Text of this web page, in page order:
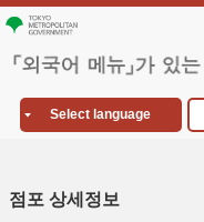
Select language
점포 상세정보